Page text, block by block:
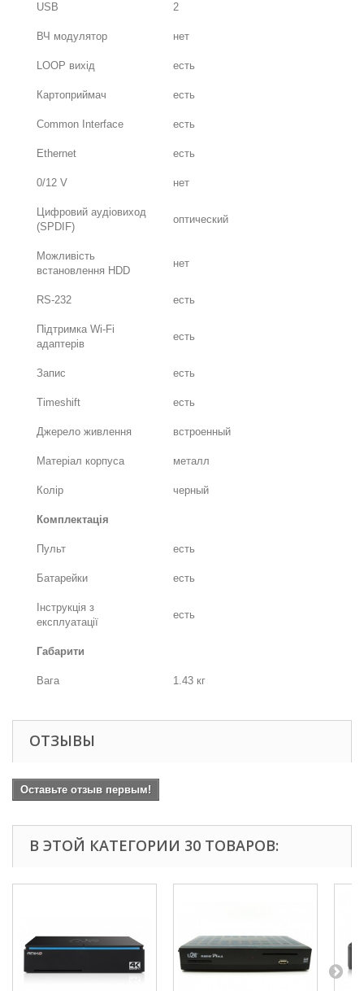
USB 2
ВЧ модулятор нет
LOOP вихід есть
Картоприймач есть
Common Interface есть
Ethernet есть
0/12 V нет
Цифровий аудіовиход
(SPDIF)
оптический
Можливість
встановлення HDD
нет
RS-232 есть
Підтримка Wi-Fi
адаптерів
есть
Запис есть
Timeshift есть
Джерело живлення встроенный
Матеріал корпуса металл
Колір черный
Комплектація
Пульт есть
Батарейки есть
Інструкція з
експлуатації
есть
Габарити
Вага 1.43 кг
ОТЗЫВЫ
Оставьте отзыв первым!
В ЭТОЙ КАТЕГОРИИ 30 ТОВАРОВ: